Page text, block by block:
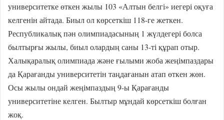
университетке өткен жылы 103 «Алтын белгі» иегері оқуға
келгенін айтада. Биыл ол көрсеткіш 118-ге жеткен.
Республикалық пән олимпиадасының 1 жүлдегері болса
былтырғы жылы, биыл олардың саны 13-ті құрап отыр.
Халықаралық олимпиада және ғылыми жоба жеңімпаздары
да Қарағанды университетін таңдағанын атап өткен жөн.
Осы жылы ондай жеңімпаздың 9-ы Қарағанды
университетіне келген. Былтыр мұндай көрсеткіш болған
жоқ.